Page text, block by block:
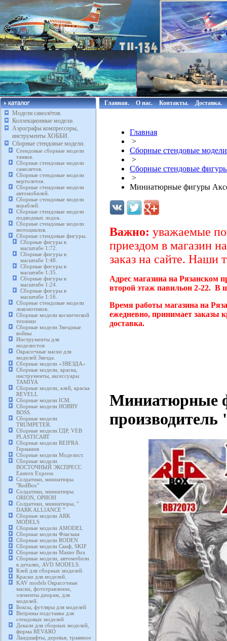
Модели самолётов.
Коллекционные модели
Аэрографы компрессоры,
инструменты ХОББИ.
Сборные стендовые модели.
Стендовые сборные модели
танков.
Сборные стендовые модели
самолетов.
Сборные стендовые модели
вертолетов.
Сборные стендовые модели
автомобилей.
Сборные стендовые модели
кораблей.
Сборные стендовые модели
подводных лодок.
Сборные стендовые модели
мотоциклов.
Сборные стендовые фигуры.
Сборные фигуры в
масштабе 1:72.
Сборные фигуры в
масштабе 1:48.
Сборные фигуры в
масштабе 1:35.
Сборные фигуры в
масштабе 1:24.
Сборные фигуры в
масштабе 1:16.
Сборные стендовые модели
локомотивов.
Сборные модели космической
техники
Сборные модели Звездные
войны
Инструменты для
моделистов
Окрасочные маски для
моделей Звезда.
Сборные модели «ЗВЕЗДА»
Сборные модели, краска,
инструменты, аксессуары
TAMIYA
Сборные модели, клей, краска
REVELL
Сборные модели ICM.
Сборные модели HOBBY
BOSS.
Сборные модели
TRUMPETER.
Сборные модели ГДР, VEB
PLASTICART
Сборные модели REIFRA
Германия
Сборные модели Моделист.
Сборные модели
ВОСТОЧНЫЙ ЭКСПРЕСС
Eastern Express
Солдатики, миниатюры
"RedBox"
Солдатики, миниатюры
ORION, ОРИОН
Солдатики, миниатюры, "
DARK ALLIANCE "
Сборные модели ARK
MODELS
Сборные модели AMODEL
Сборные модели Флагман
Сборные модели RODEN
Сборные модели Скиф, SKIF
Сборные модели Master Box
Сборные модели, автомобили
в деталях, AVD MODELS.
Клей для сборных моделей.
Краски для моделей.
KAV models Окрасочные
маски, фототравление,
элементы диорам, для
моделей.
Боксы, футляры для моделей
Витрины подставки для
стендовых моделей
Декали для сборных моделей,
фирма REVARO
Ландшафты, деревья, травяное
Главная. О нас. Контакты. Доставка.
Главная
>
Сборные стендовые
>
Сборные стендовые
>
Миниатюрные фигуры
Важно: уважаемые
приездом в магазин
заказ на сайте. Наши
Адрес магазина на Рязанском
второй этаж павильон 2-22. В
Время работы магазина на
ежедневно, принимает заказы
доставка.
Миниатюрные